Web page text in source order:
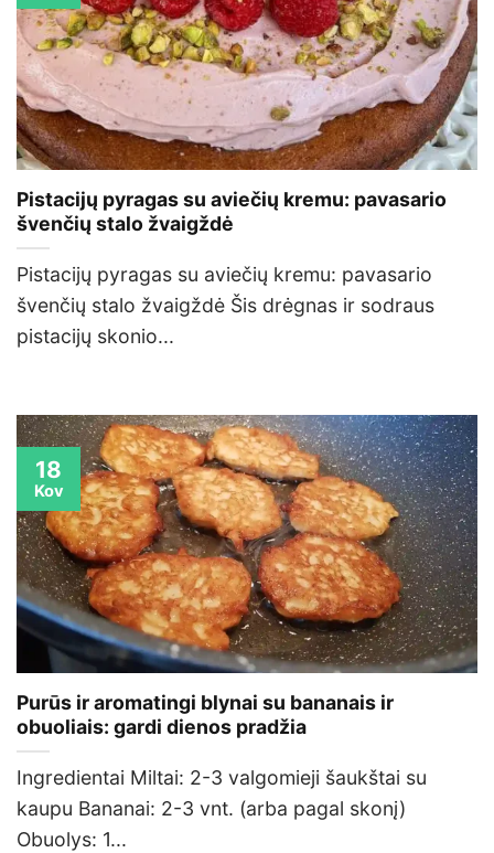
Pistacijų pyragas su aviečių kremu: pavasario
švenčių stalo žvaigždė
Pistacijų pyragas su aviečių kremu: pavasario
švenčių stalo žvaigždė Šis drėgnas ir sodraus
pistacijų skonio...
Purūs ir aromatingi blynai su bananais ir
obuoliais: gardi dienos pradžia
Ingredientai Miltai: 2-3 valgomieji šaukštai su
kaupu Bananai: 2-3 vnt. (arba pagal skonį)
Obuolys: 1...
18
Kov